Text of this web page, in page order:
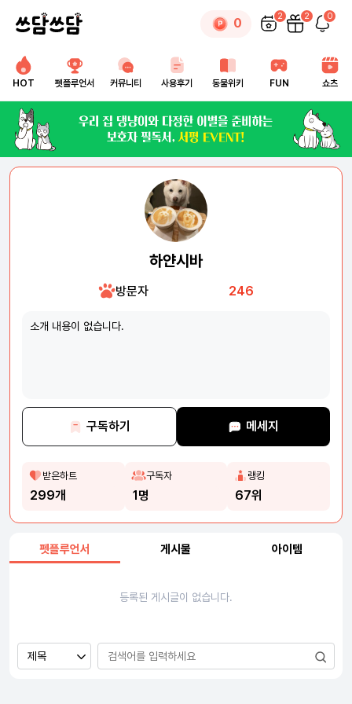
0 2 2 0
HOT 펫플루언서 커뮤니티 사용후기 동물위키 FUN 쇼츠
하얀시바
방문자 246
소개 내용이 없습니다.
구독하기 메세지
받은하트
299개
구독자
1명
랭킹
67위
펫플루언서 게시물 아이템
등록된 게시글이 없습니다.